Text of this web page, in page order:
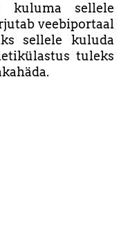
kuluma sellele
veebiportaal
sellele kuluda
tuleks